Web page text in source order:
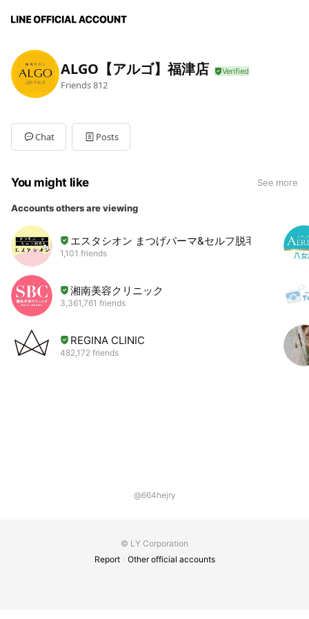
ALGO【アルゴ】福津店
Friends812
Chat Posts
You might like See more
Accounts others are viewing
エスタシオン まつげパーマ&セルフ脱毛
1,101 friends
湘南美容クリニック
3,361,761 friends
REGINA CLINIC
482,172 friends
@664hejry
© LY Corporation
Report
Other official accounts